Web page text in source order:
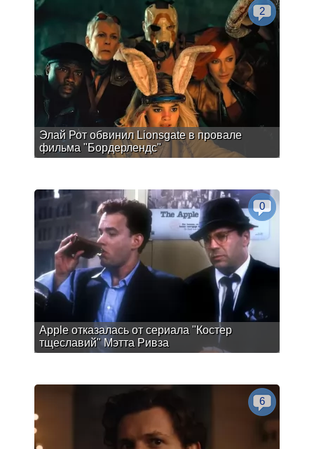
Элай Рот обвинил Lionsgate в провале
фильма "Бордерлендс"
2
Apple отказалась от сериала "Костер
тщеславий" Мэтта Ривза
0
6